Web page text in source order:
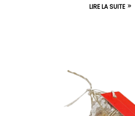
LIRE LA SUITE